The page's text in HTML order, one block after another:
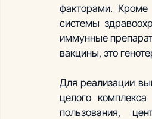
факторами. Кроме
системы
иммунные
вакцины, это
Для реализации
целого
пользования,